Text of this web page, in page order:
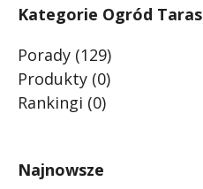
Kategorie Ogród Taras
Porady (129)
Produkty (0)
Rankingi (0)
Najnowsze